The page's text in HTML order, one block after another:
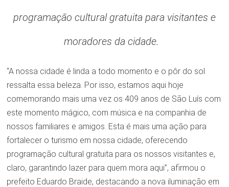
programação cultural gratuita para visitantes e
moradores da cidade.
“A nossa cidade é linda a todo momento e o pôr do sol
ressalta essa beleza. Por isso, estamos aqui hoje
comemorando mais uma vez os 409 anos de São Luís com
este momento mágico, com música e na companhia de
nossos familiares e amigos. Esta é mais uma ação para
fortalecer o turismo em nossa cidade, oferecendo
programação cultural gratuita para os nossos visitantes e,
claro, garantindo lazer para quem mora aqui”, afirmou o
prefeito Eduardo Braide, destacando a nova iluminação em